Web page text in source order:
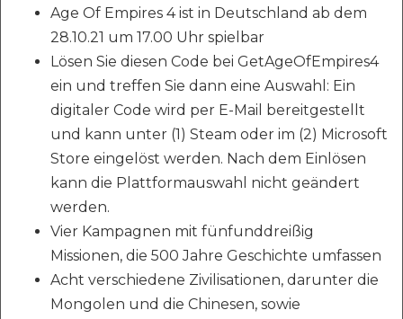
Age Of Empires 4 ist in Deutschland ab dem
28.10.21 um 17.00 Uhr spielbar
Lösen Sie diesen Code bei GetAgeOfEmpires4
ein und treffen Sie dann eine Auswahl: Ein
digitaler Code wird per E-Mail bereitgestellt
und kann unter (1) Steam oder im (2) Microsoft
Store eingelöst werden. Nach dem Einlösen
kann die Plattformauswahl nicht geändert
werden.
Vier Kampagnen mit fünfunddreißig
Missionen, die 500 Jahre Geschichte umfassen
Acht verschiedene Zivilisationen, darunter die
Mongolen und die Chinesen, sowie